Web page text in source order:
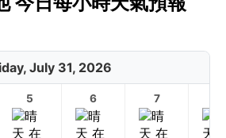
July 31, 2026
5 6 7